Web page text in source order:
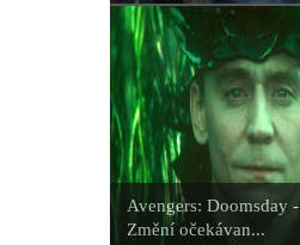
Avengers: Doomsday -
Změní očekávan...